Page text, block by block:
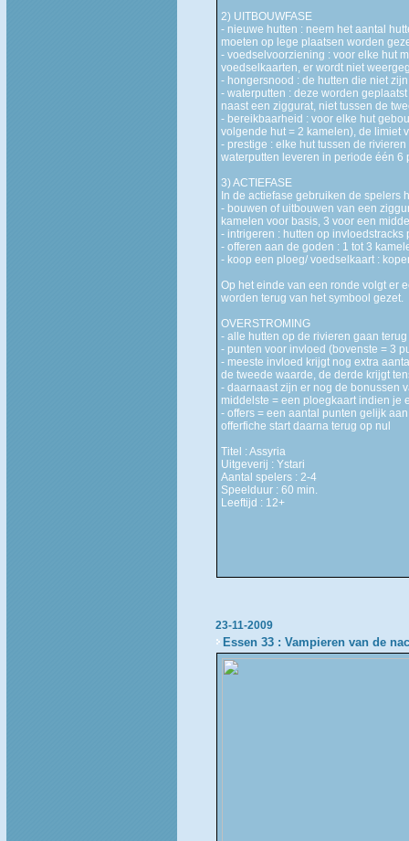
2) UITBOUWFASE
- nieuwe hutten : neem het aantal
moeten op lege plaatsen worden
- voedselvoorziening : voor elke hut
voedselkaarten, er wordt niet
- hongersnood : de hutten die niet
- waterputten : deze worden
naast een ziggurat, niet tussen de
- bereikbaarheid : voor elke hut
volgende hut = 2 kamelen), de limiet
- prestige : elke hut tussen de
waterputten leveren in periode één
3) ACTIEFASE
In de actiefase gebruiken de spelers
- bouwen of uitbouwen van een
kamelen voor basis, 3 voor een
- intrigeren : hutten op
- offeren aan de goden : 1 tot 3
- koop een ploeg/ voedselkaart :
Op het einde van een ronde volgt er
worden terug van het symbool gezet.
OVERSTROMING
- alle hutten op de rivieren gaan
- punten voor invloed (bovenste = 3
- meeste invloed krijgt nog extra
de tweede waarde, de derde krijgt
- daarnaast zijn er nog de bonussen
middelste = een ploegkaart indien je
- offers = een aantal punten gelijk
offerfiche start daarna terug op nul
Titel : Assyria
Uitgeverij : Ystari
Aantal spelers : 2-4
Speelduur : 60 min.
Leeftijd : 12+
23-11-2009
Essen 33 : Vampieren van de